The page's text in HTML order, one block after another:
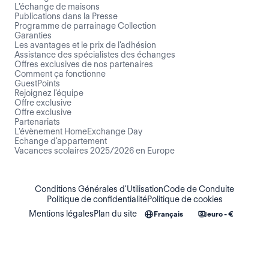
L’échange de maisons
Publications dans la Presse
Programme de parrainage Collection
Garanties
Les avantages et le prix de l'adhésion
Assistance des spécialistes des échanges
Offres exclusives de nos partenaires
Comment ça fonctionne
GuestPoints
Rejoignez l'équipe
Offre exclusive
Offre exclusive
Partenariats
L'évènement HomeExchange Day
Echange d'appartement
Vacances scolaires 2025/2026 en Europe
Conditions Générales d'UtilisationCode de Conduite
Politique de confidentialitéPolitique de cookies
Mentions légalesPlan du site Français euro - €